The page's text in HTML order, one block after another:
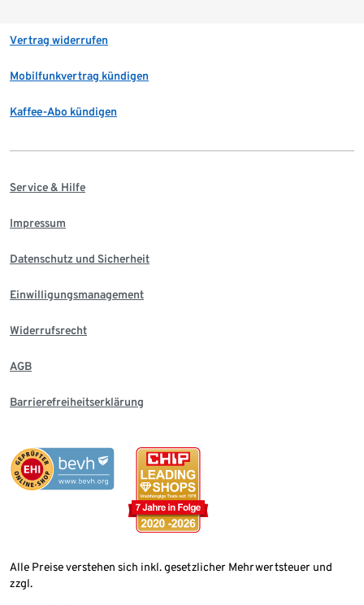
Vertrag widerrufen
Mobilfunkvertrag kündigen
Kaffee-Abo kündigen
Service & Hilfe
Impressum
Datenschutz und Sicherheit
Einwilligungsmanagement
Widerrufsrecht
AGB
Barrierefreiheitserklärung
Alle Preise verstehen sich inkl. gesetzlicher Mehrwertsteuer und
zzgl.